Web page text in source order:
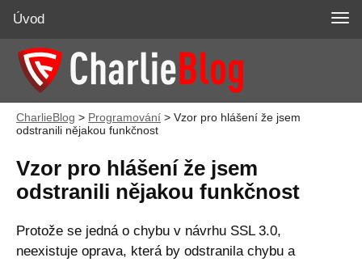
CharlieBlog > Programování > Vzor pro hlášení že jsem
odstranili nějakou funkčnost
Vzor pro hlášení že jsem
odstranili nějakou funkčnost
Protože se jedná o chybu v návrhu SSL 3.0,
neexistuje oprava, která by odstranila chybu a
Úvod